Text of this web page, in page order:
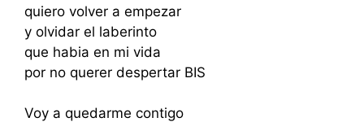
quiero volver a empezar
y olvidar el laberinto
que habia en mi vida
por no querer despertar BIS
Voy a quedarme contigo